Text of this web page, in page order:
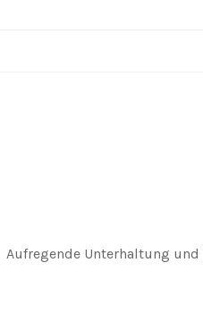
Aufregende Unterhaltung